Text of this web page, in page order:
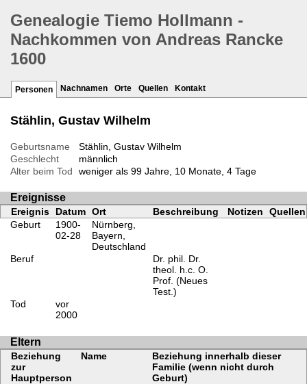
Genealogie Tiemo Hollmann -
Nachkommen von Andreas Rancke
1600
Personen Nachnamen Orte Quellen Kontakt
Stählin, Gustav Wilhelm
Geburtsname
Stählin, Gustav Wilhelm
Geschlecht
männlich
Alter beim Tod
weniger als 99 Jahre, 10 Monate, 4 Tage
Ereignisse
Ereignis Datum Ort Beschreibung Notizen
Quellen
Geburt
1900-
02-28
Nürnberg,
Bayern,
Deutschland
Beruf
Dr. phil. Dr.
theol. h.c. O.
Prof. (Neues
Test.)
Tod
vor
2000
Eltern
Beziehung
zur
Hauptperson
Name
Beziehung innerhalb dieser
Familie (wenn nicht durch
Geburt)